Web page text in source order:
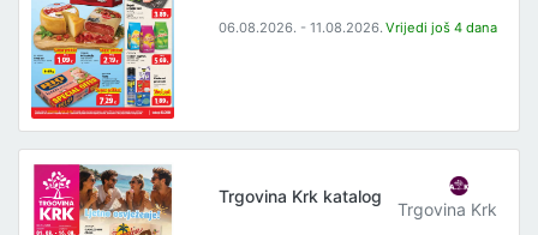
06.08.2026. - 11.08.2026. Vrijedi još 4 dana
Trgovina Krk katalog
Trgovina Krk